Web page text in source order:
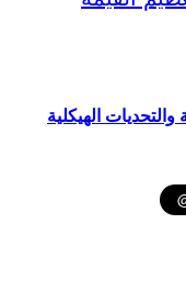
والتحديات الهيكلية